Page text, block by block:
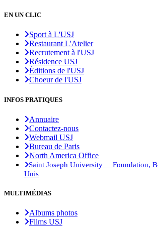
EN UN CLIC
Sport à L'USJ
Restaurant L'Atelier
Recrutement à l'USJ
Résidence USJ
Éditions de l'USJ
Choeur de l'USJ
INFOS PRATIQUES
Annuaire
Contactez-nous
Webmail USJ
Bureau de Paris
North America Office
Saint Joseph University Foundation,
Unis
MULTIMÉDIAS
Albums photos
Films USJ